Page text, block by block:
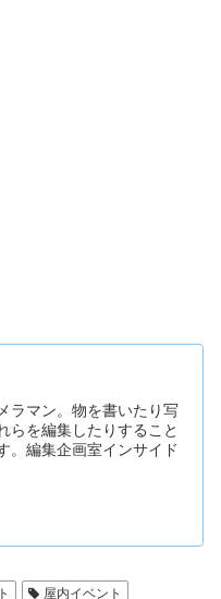
ラマン。物を書いたり写
らを編集したりすること
。編集企画室インサイド
屋内イベント